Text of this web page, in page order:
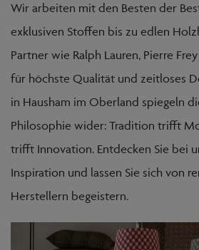
Wir arbeiten mit den Besten der
exklusiven Stoffen bis zu edlen
Partner wie Ralph Lauren, Pierre
für höchste Qualität und zeitloses
in Hausham im Oberland spiegeln
Philosophie wider: Tradition trifft
trifft Innovation. Entdecken Sie bei
Inspiration und lassen Sie sich von
Herstellern begeistern.